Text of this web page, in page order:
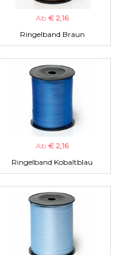
Ab € 2,16
Ringelband Braun
Ab € 2,16
Ringelband Kobaltblau